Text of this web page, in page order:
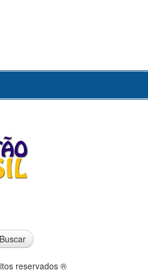
Buscar
reservados ®